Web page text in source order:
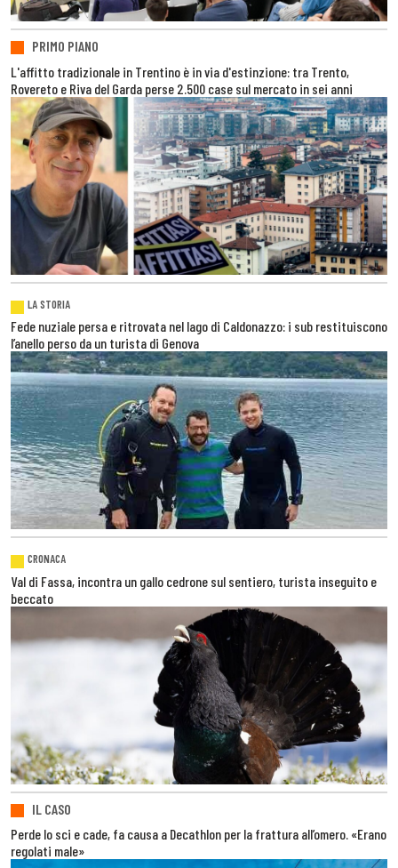
PRIMO PIANO
L'affitto tradizionale in Trentino è in via d'estinzione: tra Trento,
Rovereto e Riva del Garda perse 2.500 case sul mercato in sei anni
LA STORIA
Fede nuziale persa e ritrovata nel lago di Caldonazzo: i sub restituiscono
l’anello perso da un turista di Genova
CRONACA
Val di Fassa, incontra un gallo cedrone sul sentiero, turista inseguito e
beccato
IL CASO
Perde lo sci e cade, fa causa a Decathlon per la frattura all’omero. «Erano
regolati male»